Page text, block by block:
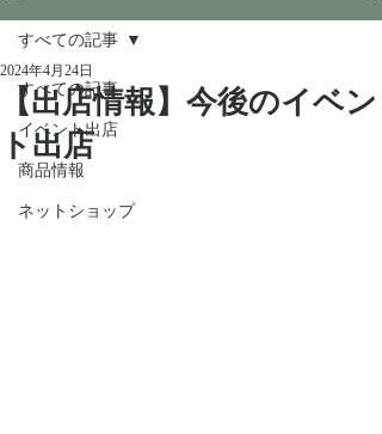
すべての記事
イベント出店
商品情報
ネットショップ
すべての記事
【出店情報】今後のイベン
ト出店
2024年4月24日